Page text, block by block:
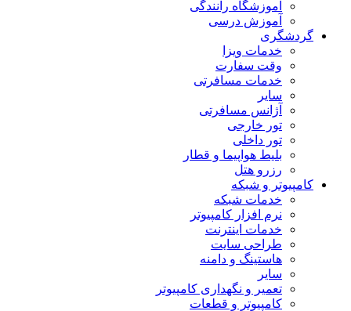
آموزشگاه رانندگی
آموزش درسی
گردشگری
خدمات ویزا
وقت سفارت
خدمات مسافرتی
سایر
آژانس مسافرتی
تور خارجی
تور داخلی
بلیط هواپیما و قطار
رزرو هتل
کامپیوتر و شبکه
خدمات شبکه
نرم افزار کامپیوتر
خدمات اینترنت
طراحی سایت
هاستینگ و دامنه
سایر
تعمیر و نگهداری کامپیوتر
کامپیوتر و قطعات